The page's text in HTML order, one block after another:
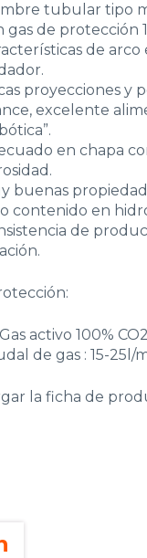
tubular tipo
gas de protección
de
proyecciones y
excelente
en chapa
buenas
contenido en
de
Gas activo 100%
de gas : 15-25l/
la ficha de